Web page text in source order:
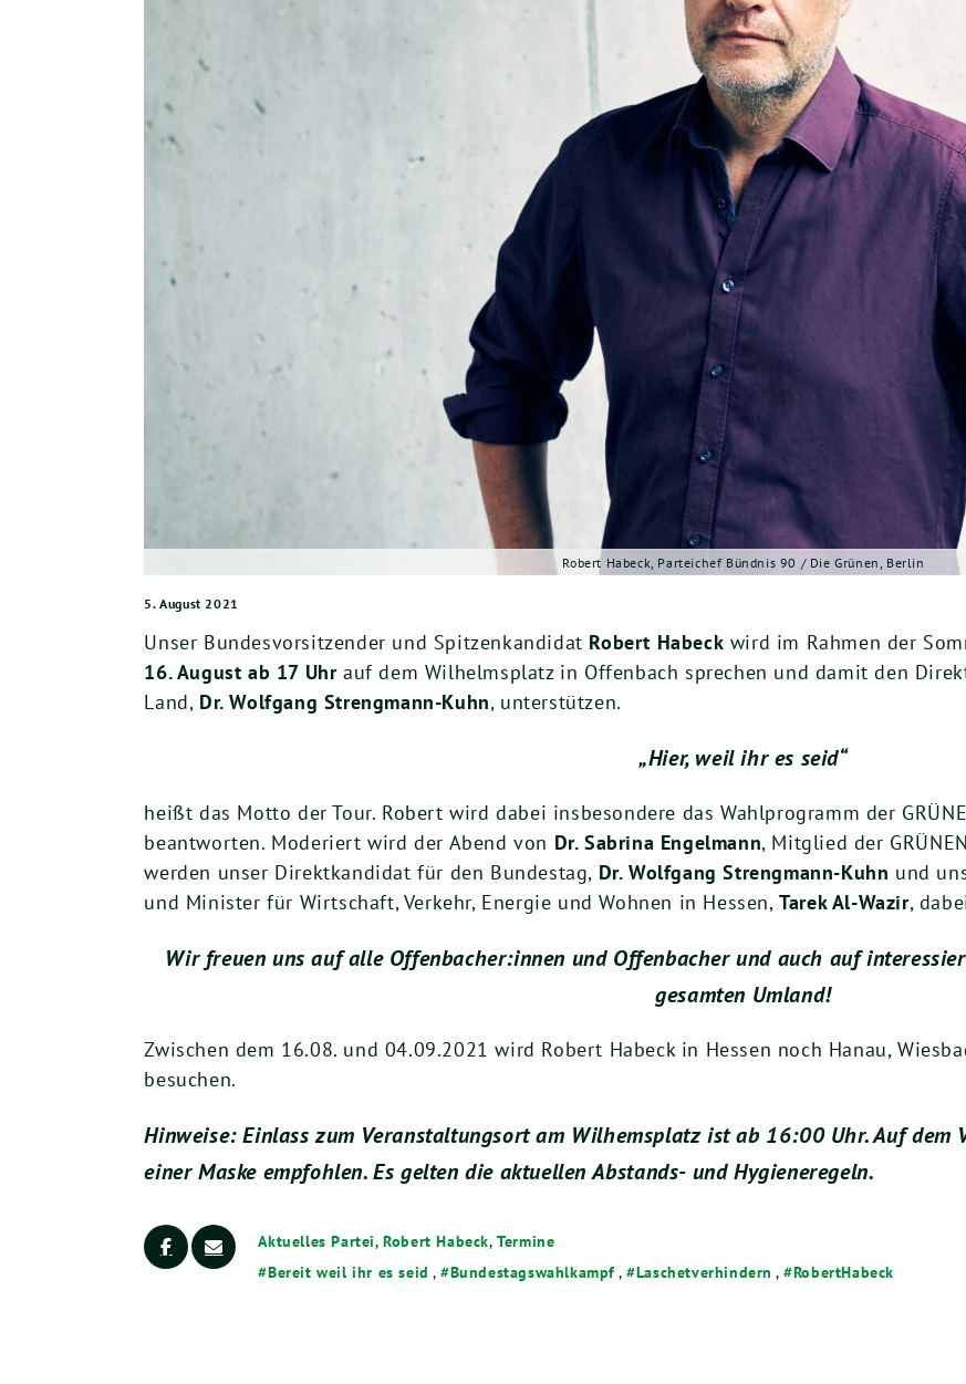
Robert Habeck, Parteichef Bündnis 90 / Die Grünen, Berlin
5. August 2021
Unser Bundesvorsitzender und Spitzenkandidat Robert Habeck wird im Rahmen der
16. August ab 17 Uhr auf dem Wilhelmsplatz in Offenbach sprechen und damit den
Land, Dr. Wolfgang Strengmann-Kuhn, unterstützen.
„Hier, weil ihr es seid“
heißt das Motto der Tour. Robert wird dabei insbesondere das Wahlprogramm der
beantworten. Moderiert wird der Abend von Dr. Sabrina Engelmann, Mitglied der
werden unser Direktkandidat für den Bundestag, Dr. Wolfgang Strengmann-Kuhn und
und Minister für Wirtschaft, Verkehr, Energie und Wohnen in Hessen,Tarek Al-Wazir,
Wir freuen uns auf alle Offenbacher:innen und Offenbacher und auch auf
gesamten Umland!
Zwischen dem 16.08. und 04.09.2021 wird Robert Habeck in Hessen noch Hanau,
besuchen.
Hinweise: Einlass zum Veranstaltungsort am Wilhemsplatz ist ab 16:00 Uhr. Auf dem
einer Maske empfohlen. Es gelten die aktuellen Abstands- und Hygieneregeln.
Aktuelles Partei,Robert Habeck,Termine
Bereit weil ihr es seid , Bundestagswahlkampf , Laschetverhindern , RobertHabeck